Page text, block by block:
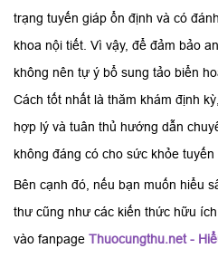
trạng tuyến giáp ổn định và có
khoa nội tiết. Vì vậy, để đảm bảo
không nên tự ý bổ sung tảo biển
Cách tốt nhất là thăm khám định
hợp lý và tuân thủ hướng dẫn
không đáng có cho sức khỏe tuyến
Bên cạnh đó, nếu bạn muốn hiểu
thư cũng như các kiến thức hữu
vào fanpage Thuocungthu.net -